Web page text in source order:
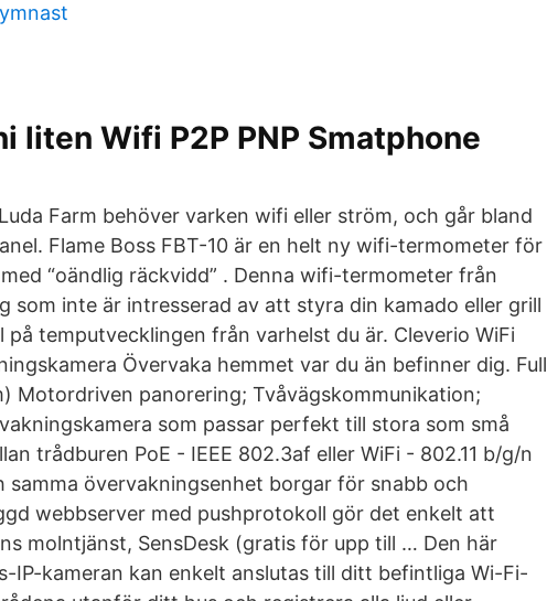
liten Wifi P2P PNP Smatphone
Farm behöver varken wifi eller ström, och går bland
Flame Boss FBT-10 är en helt ny wifi-termometer för
“oändlig räckvidd” . Denna wifi-termometer från
som inte är intresserad av att styra din kamado eller grill
temputvecklingen från varhelst du är. Cleverio WiFi
Övervaka hemmet var du än befinner dig. Full
Motordriven panorering; Tvåvägskommunikation;
som passar perfekt till stora som små
trådburen PoE - IEEE 802.3af eller WiFi - 802.11 b/g/n
samma övervakningsenhet borgar för snabb och
webbserver med pushprotokoll gör det enkelt att
molntjänst, SensDesk (gratis för upp till … Den här
IP-kameran kan enkelt anslutas till ditt befintliga Wi-Fi-